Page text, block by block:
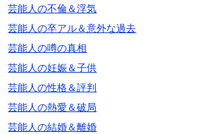
芸能人の不倫＆浮気
芸能人の卒アル＆意外な過去
芸能人の噂の真相
芸能人の妊娠＆子供
芸能人の性格＆評判
芸能人の熱愛＆破局
芸能人の結婚＆離婚